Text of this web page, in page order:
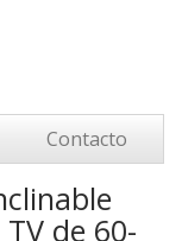
Contacto
de 60-